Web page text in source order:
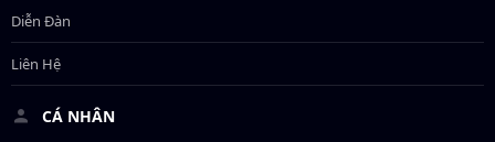
Diễn Đàn
Liên Hệ
CÁ NHÂN